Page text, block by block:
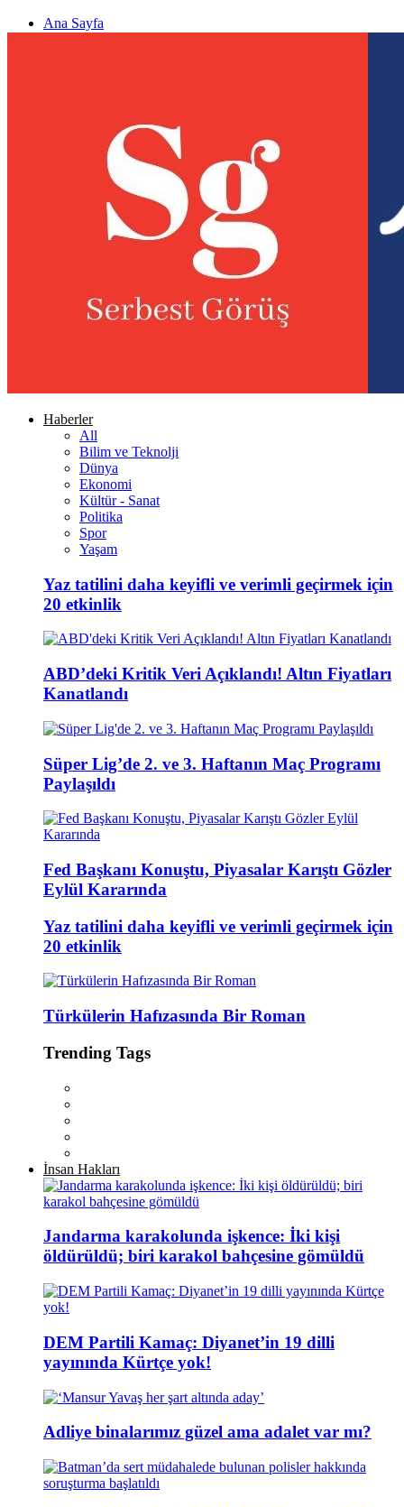
Ana Sayfa
Haberler
All
Bilim ve Teknolji
Dünya
Ekonomi
Kültür - Sanat
Politika
Spor
Yaşam
Yaz tatilini daha keyifli ve verimli geçirmek için
20 etkinlik
ABD’deki Kritik Veri Açıklandı! Altın Fiyatları
Kanatlandı
Süper Lig’de 2. ve 3. Haftanın Maç Programı
Paylaşıldı
Fed Başkanı Konuştu, Piyasalar Karıştı Gözler
Eylül Kararında
Yaz tatilini daha keyifli ve verimli geçirmek için
20 etkinlik
Türkülerin Hafızasında Bir Roman
Trending Tags
İnsan Hakları
Jandarma karakolunda işkence: İki kişi
öldürüldü; biri karakol bahçesine gömüldü
DEM Partili Kamaç: Diyanet’in 19 dilli
yayınında Kürtçe yok!
Adliye binalarımız güzel ama adalet var mı?